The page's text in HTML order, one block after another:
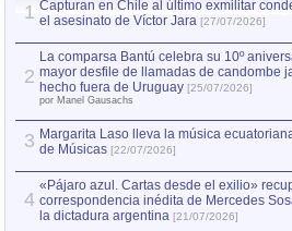
1 Capturan en Chile al último exmilitar
el asesinato de Víctor Jara [27/07/2026]
2
La comparsa Bantú celebra su 10º
mayor desfile de llamadas de candombe
hecho fuera de Uruguay [25/07/2026]
por Manel Gausachs
3 Margarita Laso lleva la música
de Músicas [22/07/2026]
4
«Pájaro azul. Cartas desde el exilio»
correspondencia inédita de Mercedes
la dictadura argentina [21/07/2026]